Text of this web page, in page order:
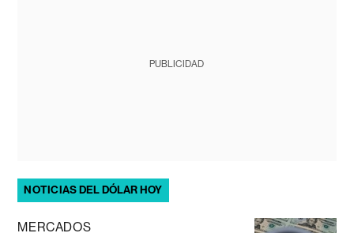
PUBLICIDAD
NOTICIAS DEL DÓLAR HOY
MERCADOS